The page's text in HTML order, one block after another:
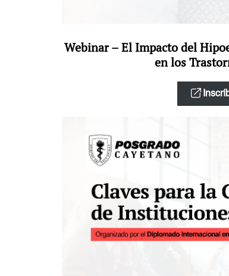
Webinar – El Impacto del
en los